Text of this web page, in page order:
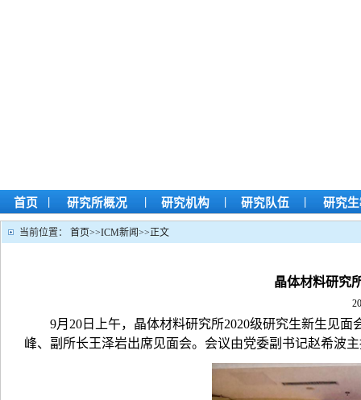
首页 | 研究所概况 | 研究机构 | 研究队伍 | 研究
当前位置： 首页>>ICM新闻>>正文
晶体材料研究
9月20 日上午，晶体材料研究所2020级研究生新生见面
峰、副所长王泽岩出席见面会。会议由党委副书记赵希波